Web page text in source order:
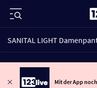
SANITAL LIGHT
Mit der App